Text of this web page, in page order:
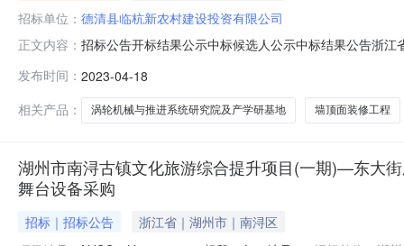
招标单位： 德清县临杭新农村建设投资有限公司
正文内容： 招标公告开标结果公示中标候选人公示中标结果公告浙
研基地项目（一期）厂房、研发大楼B区墙顶面装修工程
发布时间： 2023-04-18
相关产品：
涡轮机械与推进系统研究院及产学研基地 墙顶面装修工程
湖州市南浔古镇文化旅游综合提升项目(一期)—东大
舞台设备采购
招标｜招标公告
浙江省｜湖州市｜南浔区